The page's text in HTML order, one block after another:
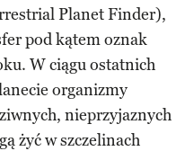
Planet Finder),
pod kątem oznak
W ciągu ostatnich
organizmy
nieprzyjaznych
żyć w szczelinach